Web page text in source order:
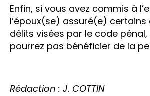
Enfin, si vous avez commis à
l’époux(se) assuré(e) certains
délits visées par le code
pourrez pas bénéficier de la
Rédaction : J. COTTIN